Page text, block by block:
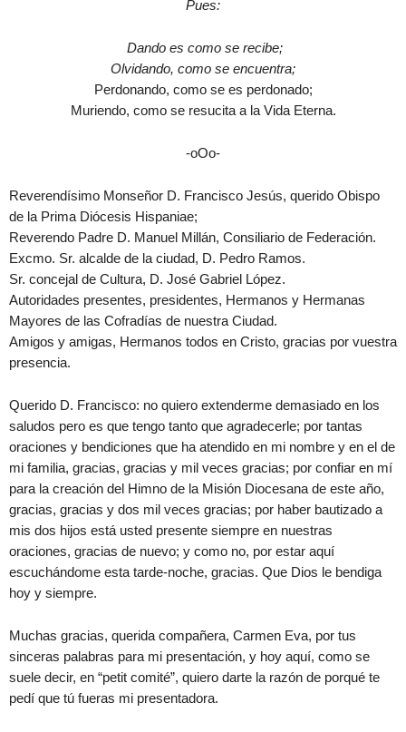
Pues:
Dando es como se recibe;
Olvidando, como se encuentra;
Perdonando, como se es perdonado;
Muriendo, como se resucita a la Vida Eterna.
-oOo-
Reverendísimo Monseñor D. Francisco Jesús, querido Obispo
de la Prima Diócesis Hispaniae;
Reverendo Padre D. Manuel Millán, Consiliario de Federación.
Excmo. Sr. alcalde de la ciudad, D. Pedro Ramos.
Sr. concejal de Cultura, D. José Gabriel López.
Autoridades presentes, presidentes, Hermanos y Hermanas
Mayores de las Cofradías de nuestra Ciudad.
Amigos y amigas, Hermanos todos en Cristo, gracias por vuestra
presencia.
Querido D. Francisco: no quiero extenderme demasiado en los
saludos pero es que tengo tanto que agradecerle; por tantas
oraciones y bendiciones que ha atendido en mi nombre y en el de
mi familia, gracias, gracias y mil veces gracias; por confiar en mí
para la creación del Himno de la Misión Diocesana de este año,
gracias, gracias y dos mil veces gracias; por haber bautizado a
mis dos hijos está usted presente siempre en nuestras
oraciones, gracias de nuevo; y como no, por estar aquí
escuchándome esta tarde-noche, gracias. Que Dios le bendiga
hoy y siempre.
Muchas gracias, querida compañera, Carmen Eva, por tus
sinceras palabras para mi presentación, y hoy aquí, como se
suele decir, en “petit comité”, quiero darte la razón de porqué te
pedí que tú fueras mi presentadora.